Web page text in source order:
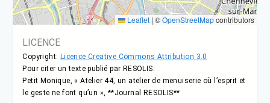
Leaflet | ©OpenStreetMapcontributors
LICENCE
Copyright: Licence Creative Commons Attribution 3.0
Pour citer un texte publié par RESOLIS:
Petit Monique, « Atelier 44, un atelier de menuiserie où l’esprit et
le geste ne font qu’un », **Journal RESOLIS**